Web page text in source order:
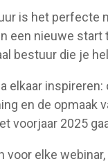
is het perfecte
een nieuwe start
bestuur die je
elkaar
en de opmaak
voorjaar 2025
voor elke